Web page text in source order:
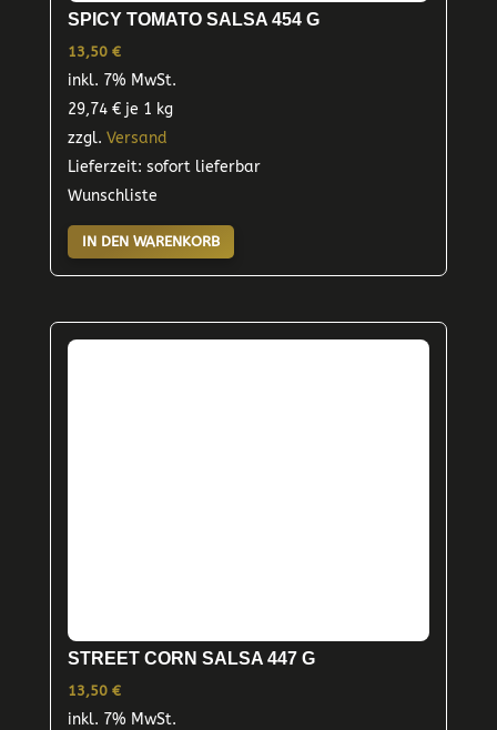
SPICY TOMATO SALSA 454 G
13,50 €
inkl. 7% MwSt.
29,74 €je 1 kg
zzgl. Versand
Lieferzeit: sofort lieferbar
Wunschliste
IN DEN WARENKORB
STREET CORN SALSA 447 G
13,50 €
inkl. 7% MwSt.